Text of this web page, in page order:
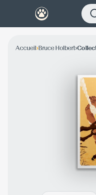
Accueil›Bruce Holbert›